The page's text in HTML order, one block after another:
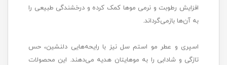
افزایش رطوبت و نرمی موها کمک کرده و درخشندگی طبیعی را
به آن‌ها بازمی‌گرداند.
اسپری و عطر مو استم سل نیز با رایحه‌هایی دلنشین، حس
تازگی و شادابی را به موهایتان هدیه می‌دهند. این محصولات